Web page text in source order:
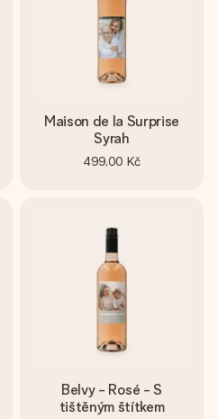
Maison de la Surprise
Syrah
499,00 Kč
Belvy - Rosé - S
tištěným štítkem